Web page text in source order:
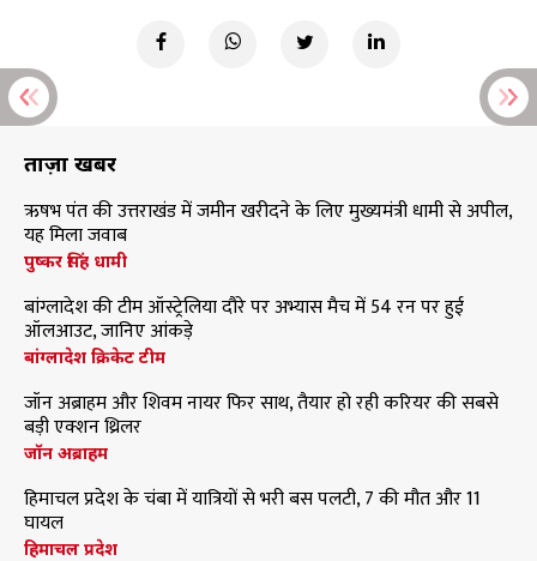
ताज़ा खबरें
ऋषभ पंत की उत्तराखंड में जमीन खरीदने के लिए मुख्यमंत्री धामी से अपील,
यह मिला जवाब
पुष्कर सिंह धामी
बांग्लादेश की टीम ऑस्ट्रेलिया दौरे पर अभ्यास मैच में 54 रन पर हुई
ऑलआउट, जानिए आंकड़े
बांग्लादेश क्रिकेट टीम
जॉन अब्राहम और शिवम नायर फिर साथ, तैयार हो रही करियर की सबसे
बड़ी एक्शन थ्रिलर
जॉन अब्राहम
हिमाचल प्रदेश के चंबा में यात्रियों से भरी बस पलटी, 7 की मौत और 11
घायल
हिमाचल प्रदेश